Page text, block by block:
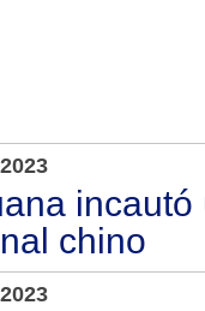
incautó
chino